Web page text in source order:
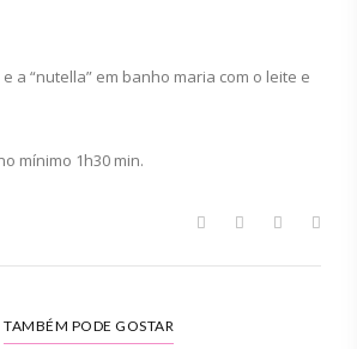
a “nutella” em banho maria com o leite e
mínimo 1h30 min.
TAMBÉM PODE GOSTAR